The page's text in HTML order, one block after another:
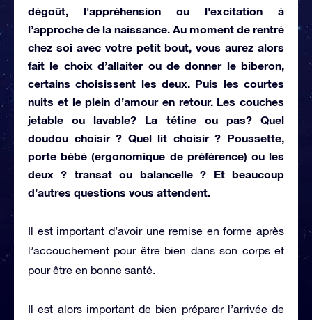
dégoût, l'appréhension ou l'excitation à
l’approche de la naissance. Au moment de rentré
chez soi avec votre petit bout, vous aurez alors
fait le choix d’allaiter ou de donner le biberon,
certains choisissent les deux. Puis les courtes
nuits et le plein d’amour en retour. Les couches
jetable ou lavable? La tétine ou pas? Quel
doudou choisir ? Quel lit choisir ? Poussette,
porte bébé (ergonomique de préférence) ou les
deux ? transat ou balancelle ? Et beaucoup
d’autres questions vous attendent.
Il est important d’avoir une remise en forme après
l’accouchement pour être bien dans son corps et
pour être en bonne santé.
Il est alors important de bien préparer l’arrivée de